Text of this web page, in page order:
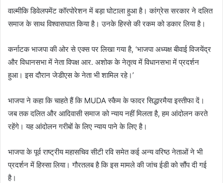
वाल्मीकि डिवेलपमेंट कॉरपोरेशन में बड़ा घोटाला हुआ है। कांग्रेस सरकार ने दलित
समाज के साथ विश्वासघात किया है। उनके हिस्से की रकम को डकार लिया है।
कर्नाटक भाजपा की ओर से एक्स पर लिखा गया है, ‘भाजपा अध्यक्ष बीवाई विजयेंद्र
और विधानसभा में नेता विपक्ष आर. अशोक के नेतृत्व में विधानसभा में प्रदर्शन
हुआ। इस दौरान जेडीएस के नेता भी शामिल रहे।’
भाजपा ने कहा कि चाहते हैं कि MUDA स्कैम के फादर सिद्धारमैया इस्तीफा दें।
जब तक दलित और आदिवासी समाज को न्याय नहीं मिलता है, हम आंदोलन करते
रहेंगे। यह आंदोलन गरीबों के लिए न्याय पाने के लिए है।
भाजपा के पूर्व राष्ट्रीय महासचिव सीटी रवि समेत कई अन्य वरिष्ठ नेताओं ने भी
प्रदर्शन में हिस्सा लिया। गौरतलब है कि इस मामले की जांच ईडी को सौंप दी गई
है।